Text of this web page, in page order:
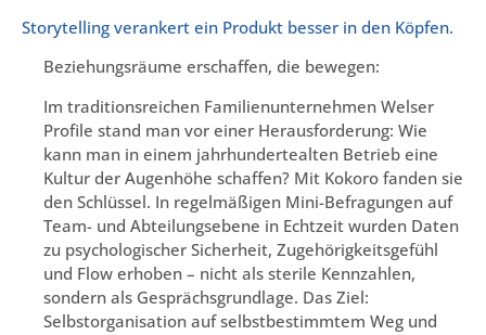
Storytelling verankert ein Produkt besser in den Köpfen.
Beziehungsräume erschaffen, die bewegen:
Im traditionsreichen Familienunternehmen Welser
Profile stand man vor einer Herausforderung: Wie
kann man in einem jahrhundertealten Betrieb eine
Kultur der Augenhöhe schaffen? Mit Kokoro fanden sie
den Schlüssel. In regelmäßigen Mini-Befragungen auf
Team- und Abteilungsebene in Echtzeit wurden Daten
zu psychologischer Sicherheit, Zugehörigkeitsgefühl
und Flow erhoben – nicht als sterile Kennzahlen,
sondern als Gesprächsgrundlage. Das Ziel:
Selbstorganisation auf selbstbestimmtem Weg und